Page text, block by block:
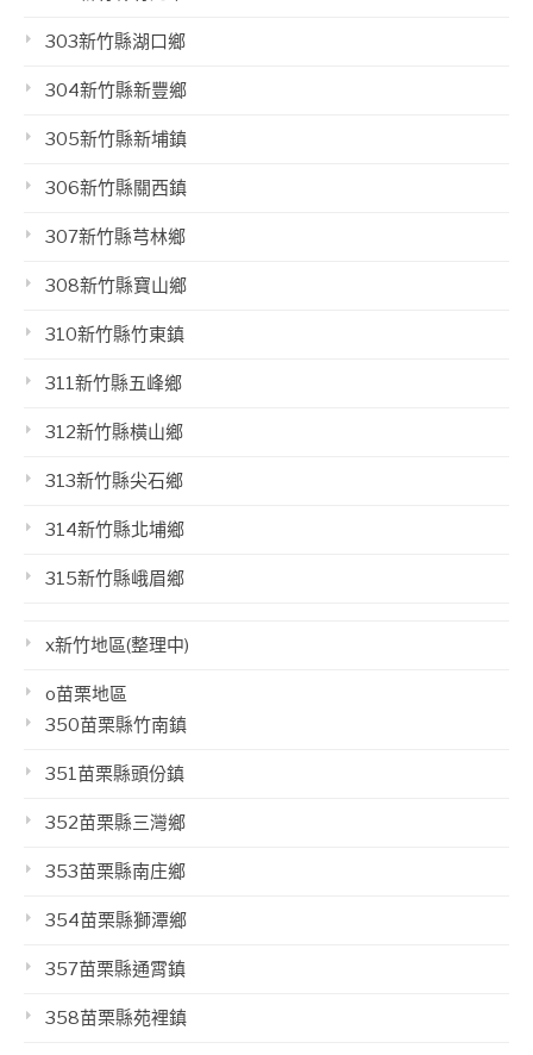
303新竹縣湖口鄉
304新竹縣新豐鄉
305新竹縣新埔鎮
306新竹縣關西鎮
307新竹縣芎林鄉
308新竹縣寶山鄉
310新竹縣竹東鎮
311新竹縣五峰鄉
312新竹縣橫山鄉
313新竹縣尖石鄉
314新竹縣北埔鄉
315新竹縣峨眉鄉
x新竹地區(整理中)
o苗栗地區
350苗栗縣竹南鎮
351苗栗縣頭份鎮
352苗栗縣三灣鄉
353苗栗縣南庄鄉
354苗栗縣獅潭鄉
357苗栗縣通霄鎮
358苗栗縣苑裡鎮